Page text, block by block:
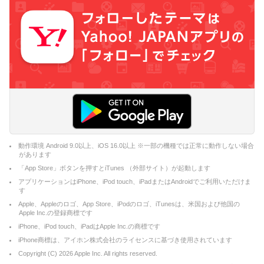
動作環境 Android 9.0以上、iOS 16.0以上 ※一部の機種では正常に動作しない場合
があります
「App Store」ボタンを押すとiTunes （外部サイト）が起動します
アプリケーションはiPhone、iPod touch、iPadまたはAndroidでご利用いただけま
す
Apple、Appleのロゴ、App Store、iPodのロゴ、iTunesは、米国および他国の
Apple Inc.の登録商標です
iPhone、iPod touch、iPadはApple Inc.の商標です
iPhone商標は、アイホン株式会社のライセンスに基づき使用されています
Copyright (C) 2026Apple Inc. All rights reserved.